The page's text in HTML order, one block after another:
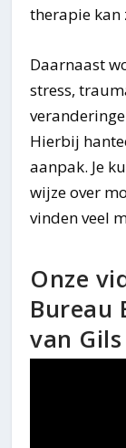
therapie kan
Daarnaast
stress,
Hierbij
aanpak. Je
wijze over
vinden veel
Onze
Bureau
van Gils